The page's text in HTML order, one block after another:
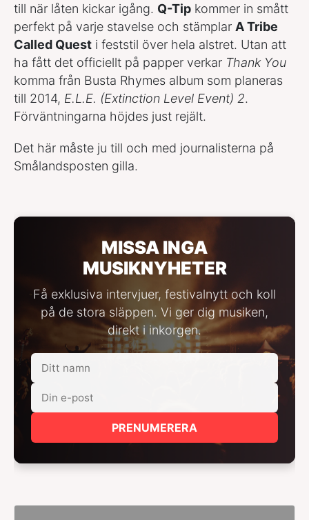
till när låten kickar igång. Q-Tip kommer in smått
perfekt på varje stavelse och stämplar A Tribe
Called Quest i feststil över hela alstret. Utan att
ha fått det officiellt på papper verkar Thank You
komma från Busta Rhymes album som planeras
till 2014, E.L.E. (Extinction Level Event) 2.
Förväntningarna höjdes just rejält.
Det här måste ju till och med journalisterna på
Smålandsposten gilla.
MISSA INGA
MUSIKNYHETER
Få exklusiva intervjuer, festivalnytt och koll
på de stora släppen. Vi ger dig musiken,
direkt i inkorgen.
PRENUMERERA